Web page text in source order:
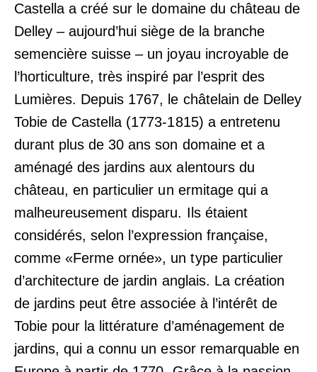
Castella a créé sur le domaine du château de
Delley – aujourd’hui siège de la branche
semencière suisse – un joyau incroyable de
l’horticulture, très inspiré par l’esprit des
Lumières. Depuis 1767, le châtelain de Delley
Tobie de Castella (1773-1815) a entretenu
durant plus de 30 ans son domaine et a
aménagé des jardins aux alentours du
château, en particulier un ermitage qui a
malheureusement disparu. Ils étaient
considérés, selon l’expression française,
comme «Ferme ornée», un type particulier
d’architecture de jardin anglais. La création
de jardins peut être associée à l’intérêt de
Tobie pour la littérature d’aménagement de
jardins, qui a connu un essor remarquable en